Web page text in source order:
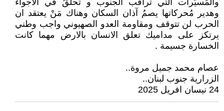
والمُسيَّرات التي تراقب الجنوب و تُحلقُ في الاجواء
وهدير مُحركاتها يصمُ آذان السكان وهناك مَنْ يعتقد ان
الحرب لن تتوقف ومقاومة العدو الصهيوني واجب وطني
يرتكز على مداميك تعلق الانسان بالارض مهما كانت
الخسارة جسيمة .
عصام محمد جميل مروة..
الزرارية جنوب لبنان..
24 نيسان افريل 2025